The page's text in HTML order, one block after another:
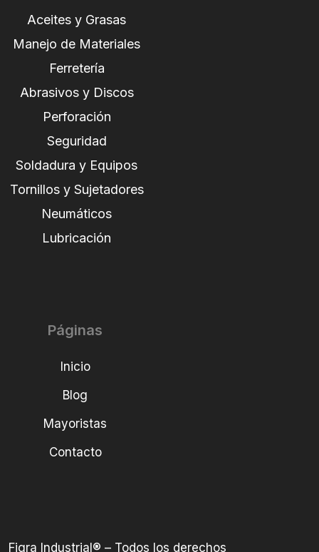
Aceites y Grasas
Manejo de Materiales
Ferretería
Abrasivos y Discos
Perforación
Seguridad
Soldadura y Equipos
Tornillos y Sujetadores
Neumáticos
Lubricación
Páginas
Inicio
Blog
Mayoristas
Contacto
Figra Industrial® – Todos los derechos